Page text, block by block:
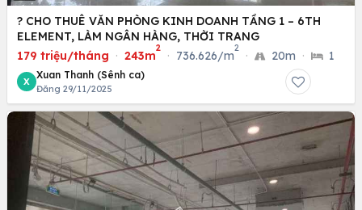
? CHO THUÊ VĂN PHÒNG KINH DOANH TẦNG 1 – 6TH
ELEMENT, LÀM NGÂN HÀNG, THỜI TRANG
179 triệu/tháng · 243m
2
· 736.626/m
2
· 20m · 1
X
Xuan Thanh (Sênh ca)
Đăng 29/11/2025